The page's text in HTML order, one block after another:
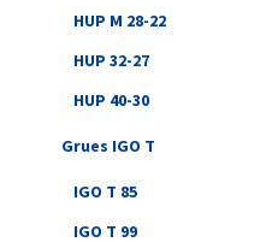
HUP M 28-22
HUP 32-27
HUP 40-30
Grues IGO T
IGO T 85
IGO T 99